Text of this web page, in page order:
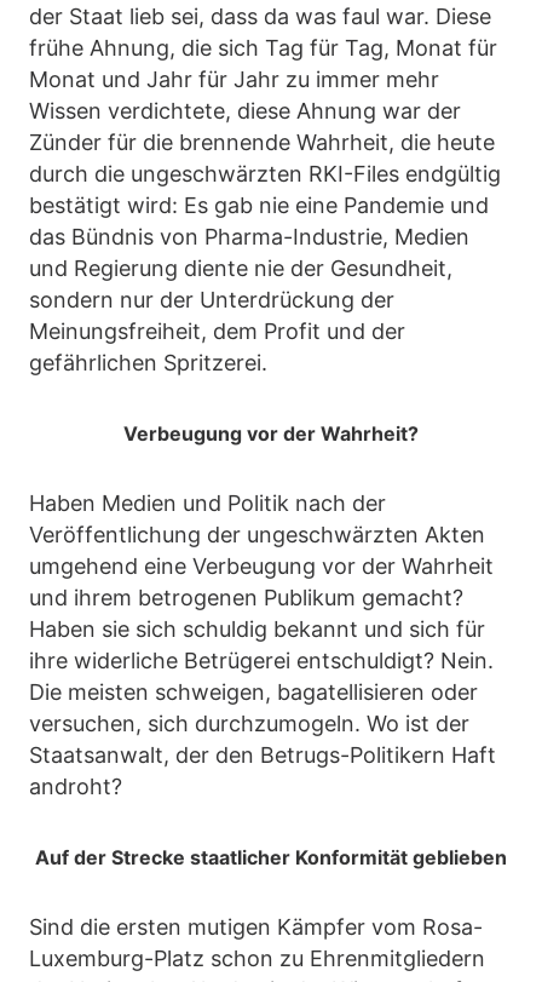
der Staat lieb sei, dass da was faul war. Diese
frühe Ahnung, die sich Tag für Tag, Monat für
Monat und Jahr für Jahr zu immer mehr
Wissen verdichtete, diese Ahnung war der
Zünder für die brennende Wahrheit, die heute
durch die ungeschwärzten RKI-Files endgültig
bestätigt wird: Es gab nie eine Pandemie und
das Bündnis von Pharma-Industrie, Medien
und Regierung diente nie der Gesundheit,
sondern nur der Unterdrückung der
Meinungsfreiheit, dem Profit und der
gefährlichen Spritzerei.
Verbeugung vor der Wahrheit?
Haben Medien und Politik nach der
Veröffentlichung der ungeschwärzten Akten
umgehend eine Verbeugung vor der Wahrheit
und ihrem betrogenen Publikum gemacht?
Haben sie sich schuldig bekannt und sich für
ihre widerliche Betrügerei entschuldigt? Nein.
Die meisten schweigen, bagatellisieren oder
versuchen, sich durchzumogeln. Wo ist der
Staatsanwalt, der den Betrugs-Politikern Haft
androht?
Auf der Strecke staatlicher Konformität geblieben
Sind die ersten mutigen Kämpfer vom Rosa-
Luxemburg-Platz schon zu Ehrenmitgliedern